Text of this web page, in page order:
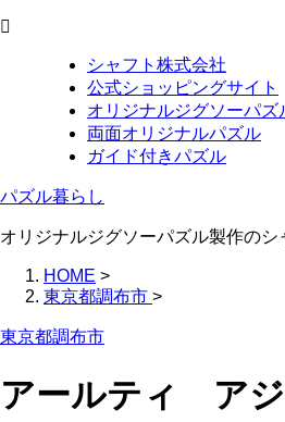
シャフト株式会社
公式ショッピングサイト
オリジナルジグソーパズ
両面オリジナルパズル
ガイド付きパズル
パズル暮らし
オリジナルジグソーパズル製作の
HOME >
東京都調布市 >
東京都調布市
アールティ ア